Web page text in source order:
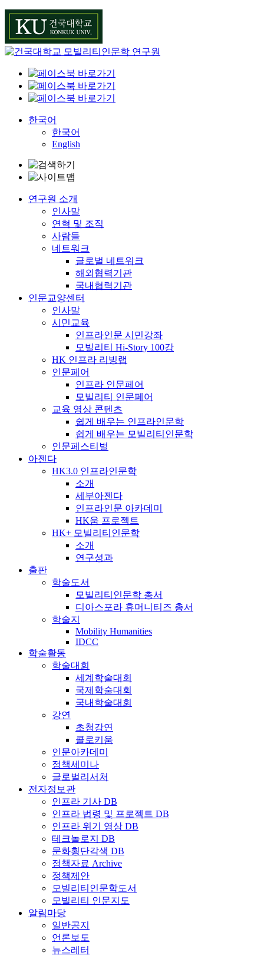
Skip
content
한국어
한국어
English
연구원 소개
인사말
연혁 및 조직
사람들
네트워크
글로벌 네트워크
해외협력기관
국내협력기관
인문교양센터
인사말
시민교육
인프라인문 시민강좌
모빌리티 Hi-Story 100강
HK 인프라 리빙랩
인문페어
인프라 인문페어
모빌리티 인문페어
교육 영상 콘텐츠
쉽게 배우는 인프라인문학
쉽게 배우는 모빌리티인문학
인문페스티벌
아젠다
HK3.0 인프라인문학
소개
세부아젠다
인프라인문 아카데미
HK움 프로젝트
HK+ 모빌리티인문학
소개
연구성과
출판
학술도서
모빌리티인문학 총서
디아스포라 휴머니티즈 총서
학술지
Mobility Humanities
IDCC
학술활동
학술대회
세계학술대회
국제학술대회
국내학술대회
강연
초청강연
콜로키움
인문아카데미
정책세미나
글로벌리서처
전자정보관
인프라 기사 DB
인프라 법령 및 프로젝트 DB
인프라 위기 영상 DB
테크놀로지 DB
문화횡단각색 DB
정책자료 Archive
정책제안
모빌리티인문학도서
모빌리티 인문지도
알림마당
일반공지
언론보도
뉴스레터